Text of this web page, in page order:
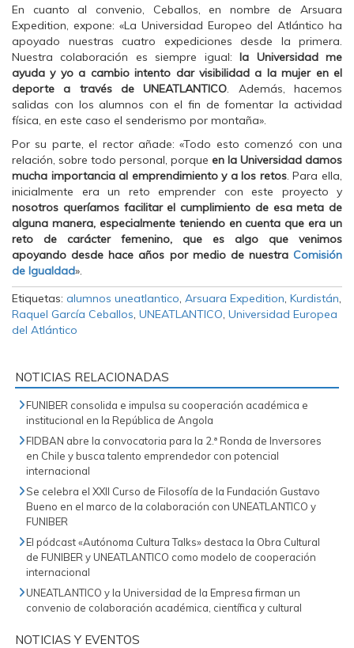
v
e
n
t
a
n
a
n
u
e
v
a
e
n
t
n
a
n
u
e
v
a
)
v
e
n
t
a
n
a
n
u
e
v
a
En cuanto al convenio, Ceballos, en nombre de Arsuara
Expedition, expone: «La Universidad Europeo del Atlántico ha
apoyado nuestras cuatro expediciones desde la primera.
Nuestra colaboración es siempre igual: la Universidad me
ayuda y yo a cambio intento dar visibilidad a la mujer en el
deporte a través de UNEATLANTICO. Además, hacemos
salidas con los alumnos con el fin de fomentar la actividad
física, en este caso el senderismo por montaña».
Por su parte, el rector añade:«Todo esto comenzó con una
relación, sobre todo personal, porque en la Universidad damos
mucha importancia al emprendimiento y a los retos. Para ella,
inicialmente era un reto emprender con este proyecto y
nosotros queríamos facilitar el cumplimiento de esa meta de
alguna manera, especialmente teniendo en cuenta que era un
reto de carácter femenino, que es algo que venimos
apoyando desde hace años por medio de nuestra Comisión
de Igualdad».
Etiquetas: alumnos uneatlantico, Arsuara Expedition, Kurdistán,
Raquel García Ceballos, UNEATLANTICO, Universidad Europea
del Atlántico
NOTICIAS RELACIONADAS
FUNIBER consolida e impulsa su cooperación académica e
institucional en la República de Angola
FIDBAN abre la convocatoria para la 2.ª Ronda de Inversores
en Chile y busca talento emprendedor con potencial
internacional
Se celebra el XXII Curso de Filosofía de la Fundación Gustavo
Bueno en el marco de la colaboración con UNEATLANTICO y
FUNIBER
El pódcast «Autónoma Cultura Talks» destaca la Obra Cultural
de FUNIBER y UNEATLANTICO como modelo de cooperación
internacional
UNEATLANTICO y la Universidad de la Empresa firman un
convenio de colaboración académica, científica y cultural
NOTICIAS Y EVENTOS